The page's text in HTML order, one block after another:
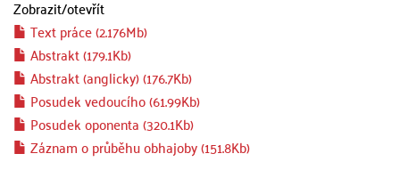
Zobrazit/otevřít
Text práce (2.176Mb)
Abstrakt (179.1Kb)
Abstrakt (anglicky) (176.7Kb)
Posudek vedoucího (61.99Kb)
Posudek oponenta (320.1Kb)
Záznam o průběhu obhajoby (151.8Kb)